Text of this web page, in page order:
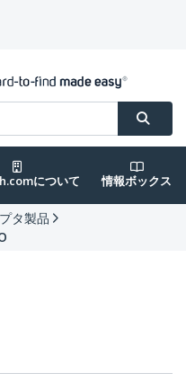
について 情報ボックス
タ製品